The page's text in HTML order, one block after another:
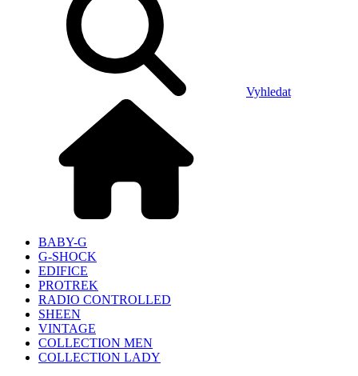
Vyhledat
BABY-G
G-SHOCK
EDIFICE
PROTREK
RADIO CONTROLLED
SHEEN
VINTAGE
COLLECTION MEN
COLLECTION LADY